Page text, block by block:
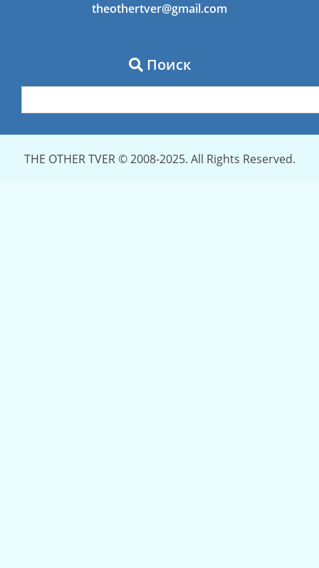
theothertver@gmail.com
Поиск
THE OTHER TVER © 2008-2025. All Rights Reserved.